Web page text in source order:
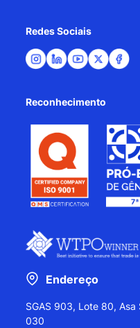
Redes Sociais
Reconhecimento
Endereço
SGAS 903, Lote 80, Asa
030